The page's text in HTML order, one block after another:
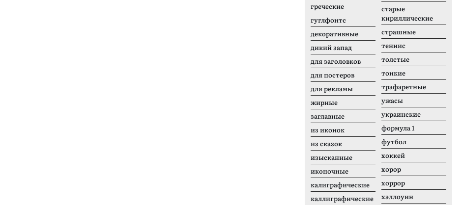
греческие
гуглфонтс
декоративные
дикий запад
для заголовков
для постеров
для рекламы
жирные
заглавные
из иконок
из сказок
изысканные
иконочные
калиграфические
каллиграфические
старые
кириллические
страшные
теннис
толстые
тонкие
трафаретные
ужасы
украинские
формула 1
футбол
хоккей
хорор
хоррор
хэллоуин